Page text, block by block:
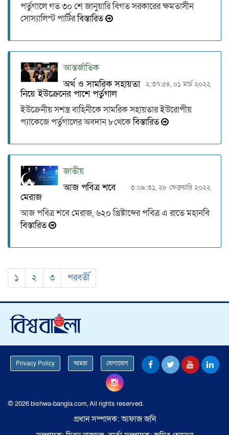
পর্তুগালে গত ৩০ শে জানুয়ারি বিগত সরকারের ক্ষমতাসীন
সোস্যালিস্ট পার্টিরবিস্তারিত
আন্তর্জাতিক
২:৩৭:৫৪, ০১ মার্চ ২০২২
অর্থ ও সামরিক সহায়তা
নিয়ে ইউক্রেনের পাশে পর্তুগাল
ইউক্রেনীয় সশস্ত্র বাহিনীকে সামরিক সহায়তার ইউরোপীয়
প্যাকেজে পর্তুগালের অবদান ৮থেকেবিস্তারিত
জাতীয়
৩:০৯:৩১, ২৮ ফেব্রুয়ারি ২০২২
আজ পবিত্র শবে
মেরাজ
আজ পবিত্র শবে মেরাজ, ৬২০ খ্রিষ্টাব্দের পবিত্র এ রাতে মহানবি
বিস্তারিত
১ ২ ৩ পরবর্তী
Privacy Policy আমরা যোগাযোগ
© 2026 bishwa-bangla.com, All rights reserved.
প্রধান সম্পাদক: আফাজ জনি